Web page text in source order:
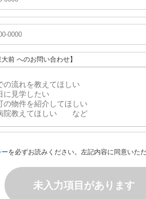
大前 へのお問い合わせ】
を必ずお読みください。左記内容に同意いた
未入力項目があります